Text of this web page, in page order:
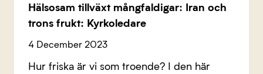
Hälsosam tillväxt mångfaldigar: Iran och
trons frukt: Kyrkoledare
4 December 2023
Hur friska är vi som troende? I den här